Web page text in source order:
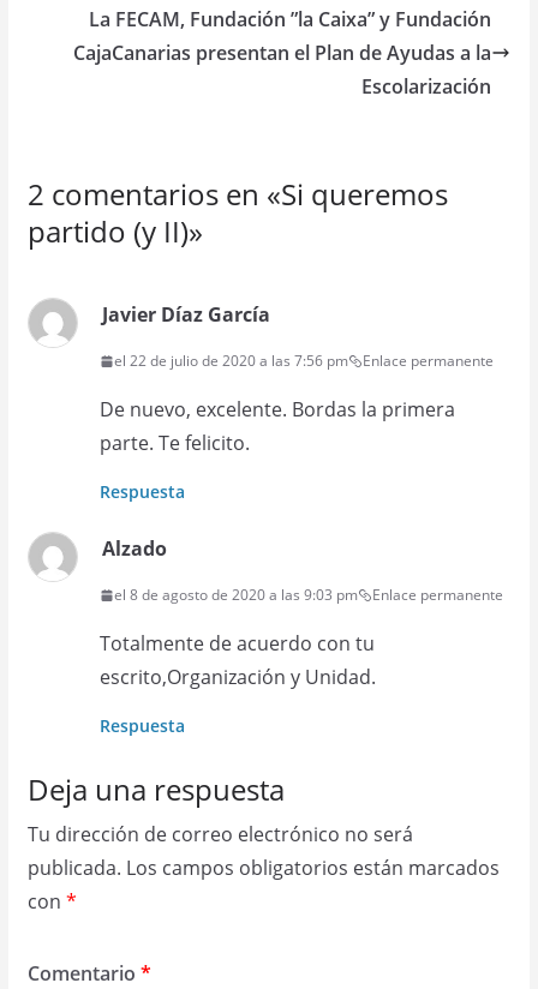
La FECAM, Fundación ”la Caixa” y Fundación
CajaCanarias presentan el Plan de Ayudas a la
Escolarización
2 comentarios en «Si queremos
partido (y II)»
Javier Díaz García
el 22 de julio de 2020 a las 7:56 pm Enlace permanente
De nuevo, excelente. Bordas la primera
parte. Te felicito.
Respuesta
Alzado
el 8 de agosto de 2020 a las 9:03 pm Enlace permanente
Totalmente de acuerdo con tu
escrito,Organización y Unidad.
Respuesta
Deja una respuesta
Tu dirección de correo electrónico no será
publicada. Los campos obligatorios están marcados
con *
Comentario *